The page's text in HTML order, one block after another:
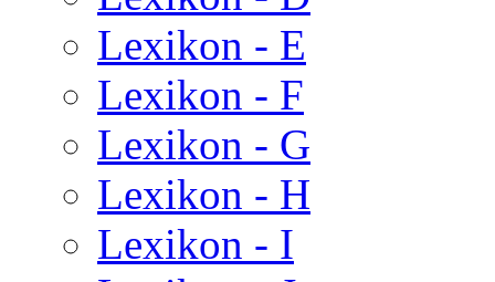
Lexikon - E
Lexikon - F
Lexikon - G
Lexikon - H
Lexikon - I